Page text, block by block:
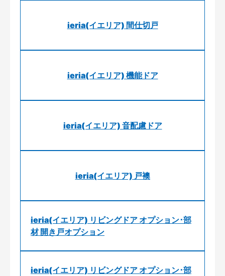
ieria(イエリア) 間仕切戸
ieria(イエリア) 機能ドア
ieria(イエリア) 音配慮ドア
ieria(イエリア) 戸襖
ieria(イエリア) リビングドア オプション･部
材 開き戸オプション
ieria(イエリア) リビングドア オプション･部